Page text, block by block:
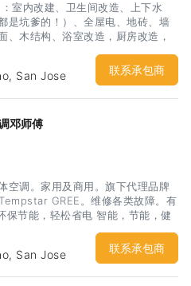
室内改建、卫生间改造、上下水
是坑爹的！）、全屋电、地砖、墙
、木结构、浴室改造，厨房改造，
电箱安装，车库改造等，隔间凉
，更换门窗，大修小补！匠人精
！期待您诚意的联系：杨先生 电
San Jose
联系承包商
邓师傅
空调。家用及商用。旗下代理品牌
GREE。维修各类故障。有
节能，轻松省电 智能，节能，健
San Jose
联系承包商